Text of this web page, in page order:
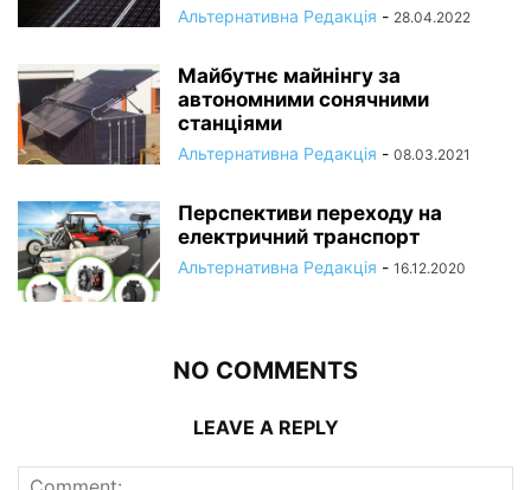
Альтернативна Редакція - 28.04.2022
Майбутнє майнінгу за
автономними сонячними
станціями
Альтернативна Редакція - 08.03.2021
Перспективи переходу на
електричний транспорт
Альтернативна Редакція - 16.12.2020
NO COMMENTS
LEAVE A REPLY